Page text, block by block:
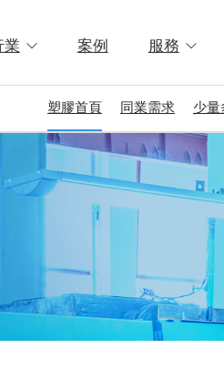
業 案例 服務
塑膠首頁 同業需求 少量